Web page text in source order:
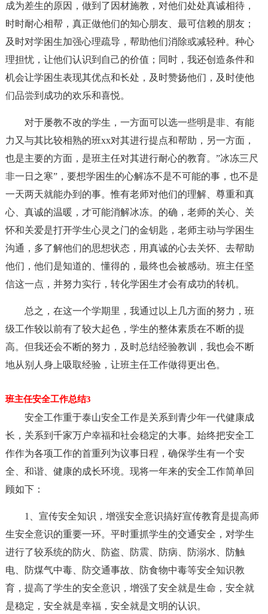
成为差生的原因，做到了因材施教，对他们处处真诚相待，
时时耐心相帮，真正做他们的知心朋友、最可信赖的朋友；
及时对学困生加强心理疏导，帮助他们消除或减轻种。种心
理担忧，让他们认识到自己的价值；同时，我还创造条件和
机会让学困生表现其优点和长处，及时赞扬他们，及时使他
们品尝到成功的欢乐和喜悦。
对于屡教不改的学生，一方面可以选一些明是非、有能
力又与其比较相熟的班xx对其进行提点和帮助，另一方面，
也是主要的方面，是班主任对其进行耐心的教育。”冰冻三尺
非一日之寒”，要想学困生的心解冻不是不可能的事，也不是
一天两天就能办到的事。惟有老师对他们的理解、尊重和真
心、真诚的温暖，才可能消解冰冻。的确，老师的关心、关
怀和关爱是打开学生心灵之门的金钥匙，老师主动与学困生
沟通，多了解他们的思想状态，用真诚的心去关怀、去帮助
他们，他们是知道的、懂得的，最终也会被感动。班主任坚
信这一点，并努力实行，转化学困生才会有成功的转机。
总之，在这一个学期里，我通过以上几方面的努力，班
级工作较以前有了较大起色，学生的整体素质在不断的提
高。但我还会不断的努力，及时总结经验教训，我也会不断
地从别人身上吸取经验，让班主任工作做得更出色。
班主任安全工作总结3
安全工作重于泰山安全工作是关系到青少年一代健康成
长，关系到千家万户幸福和社会稳定的大事。始终把安全工
作作为各项工作的首重列为议事日程，确保学生有一个安
全、和谐、健康的成长环境。现将一年来的安全工作简单回
顾如下：
1、宣传安全知识，增强安全意识搞好宣传教育是提高师
生安全意识的重要一环。平时重抓学生的交通安全，对学生
进行了较系统的防火、防盗、防震、防病、防溺水、防触
电、防煤气中毒、防交通事故、防食物中毒等安全知识教
育，提高了学生的安全意识，增强了安全就是生命，安全就
是稳定，安全就是幸福，安全就是文明的认识。